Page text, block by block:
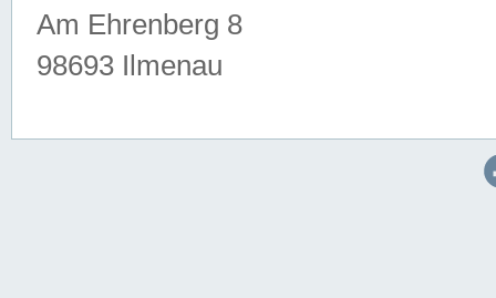
Am Ehrenberg 8
98693 Ilmenau